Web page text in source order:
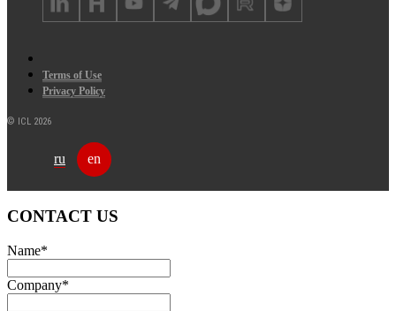
Terms of Use
Privacy Policy
© ICL 2026
ru en
CONTACT US
Name*
Company*